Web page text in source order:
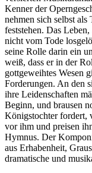
Kenner der
nehmen sich selbst als
feststehen. Das
nicht vom Tode
seine Rolle darin ein
weiß, dass er in der
gottgeweihtes Wesen
Forderungen. An den
ihre Leidenschaften
Beginn, und brausen
Königstochter fordert,
vor ihm und preisen
Hymnus. Der
aus Erhabenheit,
dramatische und